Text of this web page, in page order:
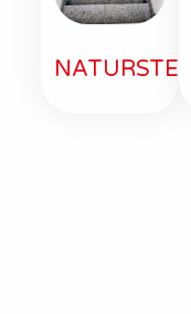
NATURSTEIN